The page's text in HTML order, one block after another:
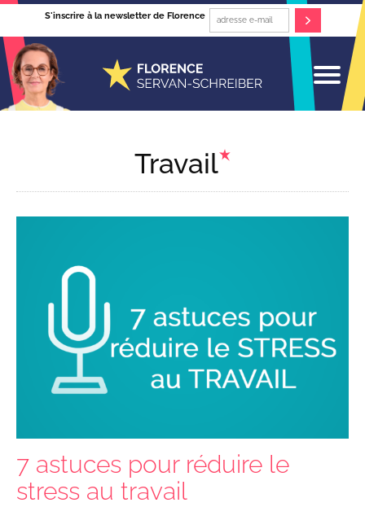
S'inscrire à la newsletter de Florence
Travail
7 astuces pour réduire le
stress au travail